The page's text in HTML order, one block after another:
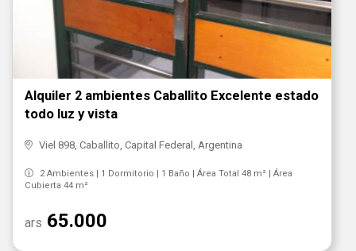
Alquiler 2 ambientes Caballito Excelente estado
todo luz y vista
Viel 898, Caballito, Capital Federal, Argentina
2 Ambientes | 1 Dormitorio | 1 Baño | Área Total 48 m² | Área
Cubierta 44 m²
ars 65.000